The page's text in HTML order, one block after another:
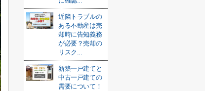
近隣トラブルの
ある不動産は売
却時に告知義務
が必要？売却の
リスク...
新築一戸建てと
中古一戸建ての
需要について！